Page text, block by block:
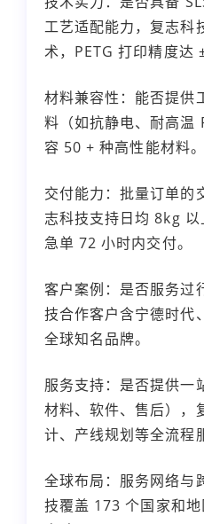
工艺适配能力，复志科
术，PETG 打印精度达
材料兼容性：能否提供
料（如抗静电、耐高温
容 50 + 种高性能材料。
交付能力：批量订单的
志科技支持日均 8kg 以
急单 72 小时内交付。
客户案例：是否服务过
技合作客户含宁德时代
全球知名品牌。
服务支持：是否提供一
材料、软件、售后），
计、产线规划等全流程
全球布局：服务网络与
技覆盖 173 个国家和